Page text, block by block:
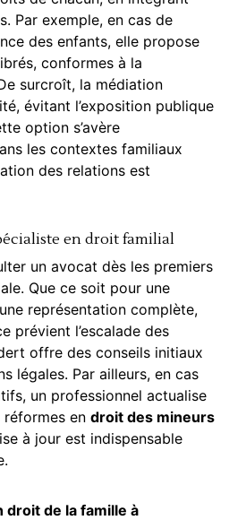
Par exemple, en cas de
des enfants, elle propose
conformes à la
surcroît, la médiation
évitant l’exposition publique
option s’avère
les contextes familiaux
des relations est
en droit familial
un avocat dès les premiers
Que ce soit pour une
représentation complète,
prévient l’escalade des
offre des conseils initiaux
légales. Par ailleurs, en cas
un professionnel actualise
réformes en droit des mineurs
à jour est indispensable
droit de la famille à